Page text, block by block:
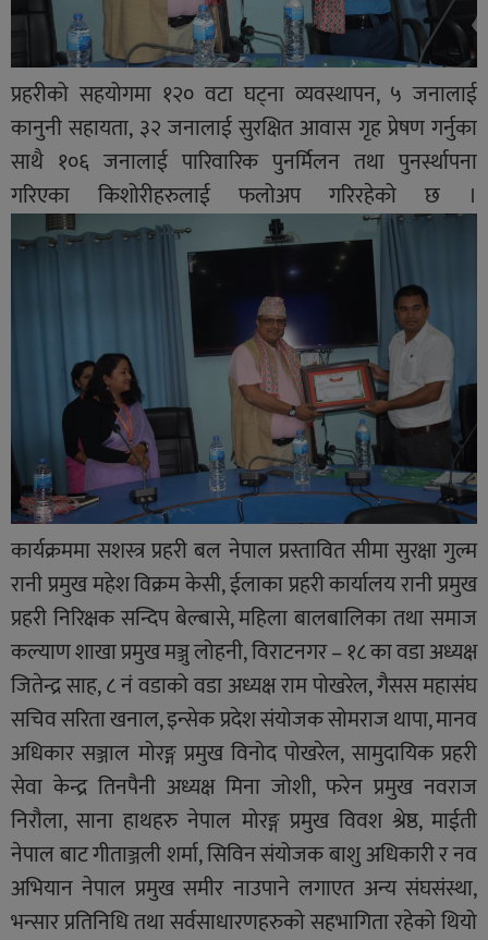
प्रहरीको सहयोगमा १२० वटा घट्ना व्यवस्थापन, ५ जनालाई
कानुनी सहायता, ३२ जनालाई सुरक्षित आवास गृह प्रेषण गर्नुका
साथै १०६ जनालाई पारिवारिक पुनर्मिलन तथा पुनर्स्थापना
गरिएका किशोरीहरुलाई फलोअप गरिरहेको छ ।
कार्यक्रममा सशस्त्र प्रहरी बल नेपाल प्रस्तावित सीमा सुरक्षा गुल्म
रानी प्रमुख महेश विक्रम केसी, ईलाका प्रहरी कार्यालय रानी प्रमुख
प्रहरी निरिक्षक सन्दिप बेल्बासे, महिला बालबालिका तथा समाज
कल्याण शाखा प्रमुख मञ्जु लोहनी, विराटनगर – १८ का वडा अध्यक्ष
जितेन्द्र साह, ८ नं वडाको वडा अध्यक्ष राम पोखरेल, गैसस महासंघ
सचिव सरिता खनाल, इन्सेक प्रदेश संयोजक सोमराज थापा, मानव
अधिकार सञ्जाल मोरङ्ग प्रमुख विनोद पोखरेल, सामुदायिक प्रहरी
सेवा केन्द्र तिनपैनी अध्यक्ष मिना जोशी, फरेन प्रमुख नवराज
निरौला, साना हाथहरु नेपाल मोरङ्ग प्रमुख विवश श्रेष्ठ, माईती
नेपाल बाट गीताञ्जली शर्मा, सिविन संयोजक बाशु अधिकारी र नव
अभियान नेपाल प्रमुख समीर नाउपाने लगाएत अन्य संघसंस्था,
भन्सार प्रतिनिधि तथा सर्वसाधारणहरुको सहभागिता रहेको थियो